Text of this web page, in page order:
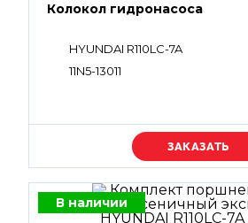
Колокол гидронасоса
HYUNDAI R110LC-7A
11N5-13011
Уточняйте цену
В наличии